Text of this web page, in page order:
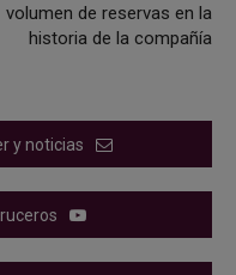
volumen de reservas en la
historia de la compañía
y noticias